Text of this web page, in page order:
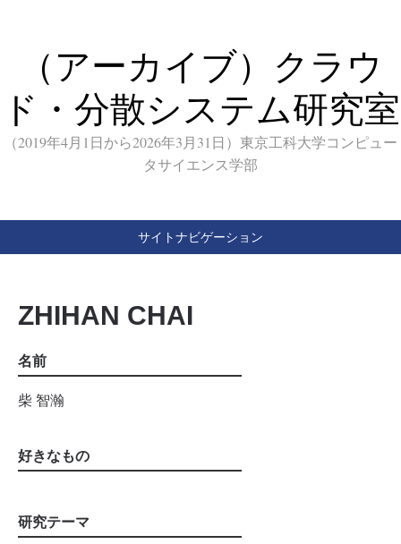
（アーカイブ）クラウ
ド・分散システム研究室
（2019年4月1日から2026年3月31日）東京工科大学コンピュー
タサイエンス学部
サイトナビゲーション
ZHIHAN CHAI
名前
柴 智瀚
好きなもの
研究テーマ